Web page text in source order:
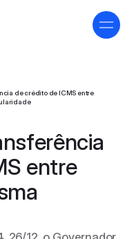
de crédito de ICMS entre
entre